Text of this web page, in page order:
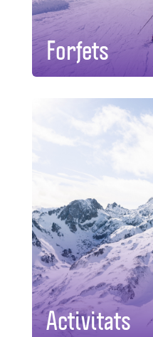
Forfets
Activitats